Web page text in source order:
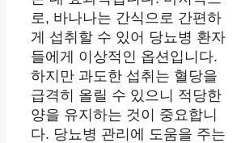
로, 바나나는 간식으로 간편하
게 섭취할 수 있어 당뇨병 환자
들에게 이상적인 옵션입니다.
하지만 과도한 섭취는 혈당을
급격히 올릴 수 있으니 적당한
양을 유지하는 것이 중요합니
다. 당뇨병 관리에 도움을 주는